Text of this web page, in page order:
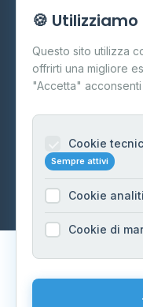
Contattaci
info@distributori-
© 2026 - Distributori
Carpi
Dati forniti da
🍪
Questo sito utilizza
offrirti una migliore
"Accetta"
Cookie
Sempre attivi
Cookie
Cookie di